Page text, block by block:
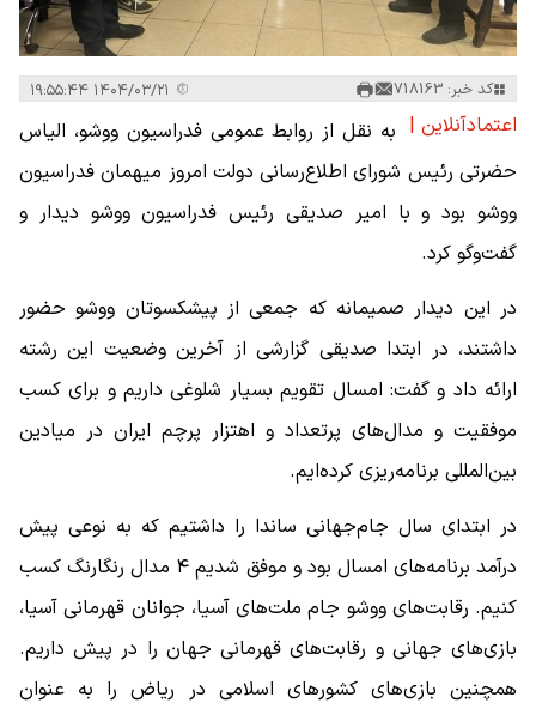
کد خبر: 718163
اعتمادآنلاین | به نقل از روابط عمومی فدراسیون ووشو، الیاس
حضرتی رئیس شورای اطلاع‌رسانی دولت امروز میهمان فدراسیون
ووشو بود و با امیر صدیقی رئیس فدراسیون ووشو دیدار و
گفت‌وگو کرد.
در این دیدار صمیمانه که جمعی از پیشکسوتان ووشو حضور
داشتند، در ابتدا صدیقی گزارشی از آخرین وضعیت این رشته
ارائه داد و گفت: امسال تقویم بسیار شلوغی داریم و برای کسب
موفقیت و مدال‌های پرتعداد و اهتزار پرچم ایران در میادین
بین‌المللی برنامه‌ریزی کرده‌ایم.
در ابتدای سال جام‌جهانی ساندا را داشتیم که به نوعی پیش
درآمد برنامه‌های امسال بود و موفق شدیم ۴ مدال رنگارنگ کسب
کنیم. رقابت‌های ووشو جام ملت‌های آسیا، جوانان قهرمانی آسیا،
بازی‌های جهانی و رقابت‌های قهرمانی جهان را در پیش داریم.
همچنین بازی‌های کشورهای اسلامی در ریاض را به عنوان